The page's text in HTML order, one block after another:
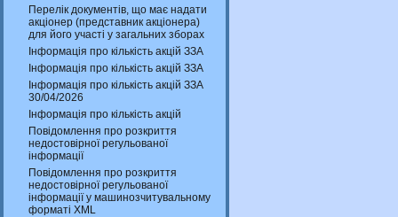
Перелік документів, що має надати
акціонер (представник акціонера)
для його участі у загальних зборах
Інформація про кількість акцій ЗЗА
Інформація про кількість акцій ЗЗА
Інформація про кількість акцій ЗЗА
30/04/2026
Інформація про кількість акцій
Повідомлення про розкриття
недостовірної регульованої
інформації
Повідомлення про розкриття
недостовірної регульованої
інформації у машинозчитувальному
форматі XML